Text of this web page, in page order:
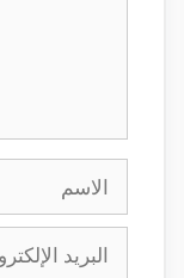
الإلكتروني